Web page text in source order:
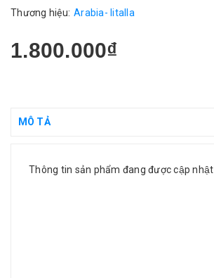
Thương hiệu: Arabia- Iitalla
1.800.000₫
MÔ TẢ
Thông tin sản phẩm đang được cập nhật